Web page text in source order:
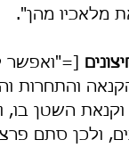
מלאכיו מהן".
[="ואפשר
והתחרות
השטן
ולכן סתם